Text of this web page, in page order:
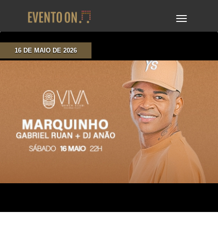
TOGGLE
16 DE MAIO DE 2026